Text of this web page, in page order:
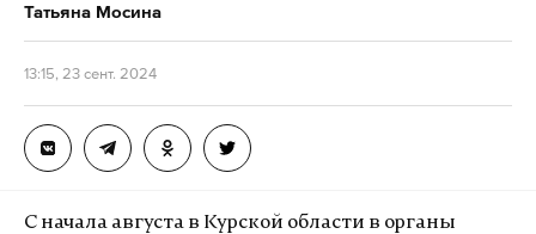
Татьяна Мосина
13:15, 23 сент. 2024
С начала августа в Курской области в органы